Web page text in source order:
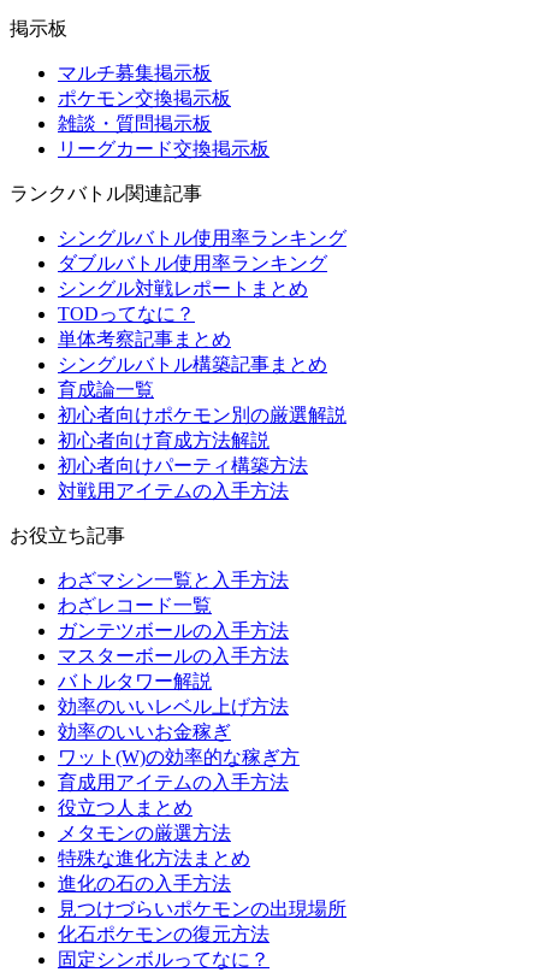
掲示板
マルチ募集掲示板
ポケモン交換掲示板
雑談・質問掲示板
リーグカード交換掲示板
ランクバトル関連記事
シングルバトル使用率ランキング
ダブルバトル使用率ランキング
シングル対戦レポートまとめ
TODってなに？
単体考察記事まとめ
シングルバトル構築記事まとめ
育成論一覧
初心者向けポケモン別の厳選解説
初心者向け育成方法解説
初心者向けパーティ構築方法
対戦用アイテムの入手方法
お役立ち記事
わざマシン一覧と入手方法
わざレコード一覧
ガンテツボールの入手方法
マスターボールの入手方法
バトルタワー解説
効率のいいレベル上げ方法
効率のいいお金稼ぎ
ワット(W)の効率的な稼ぎ方
育成用アイテムの入手方法
役立つ人まとめ
メタモンの厳選方法
特殊な進化方法まとめ
進化の石の入手方法
見つけづらいポケモンの出現場所
化石ポケモンの復元方法
固定シンボルってなに？